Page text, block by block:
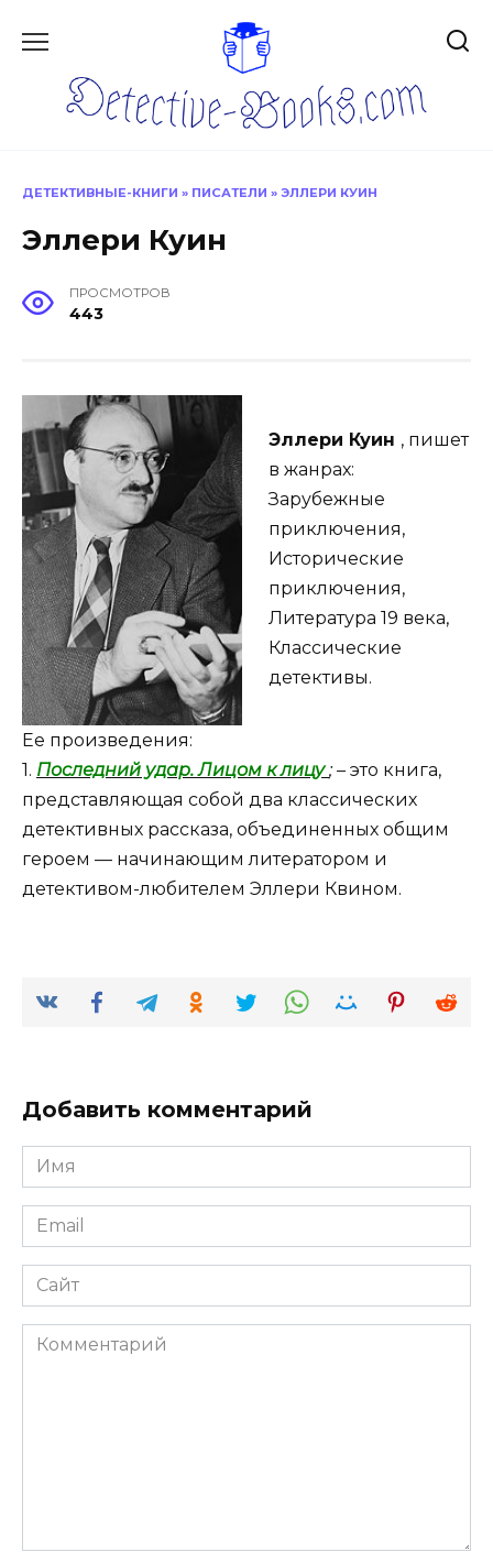
ДЕТЕКТИВНЫЕ-КНИГИ » ПИСАТЕЛИ » ЭЛЛЕРИ КУИН
Эллери Куин
ПРОСМОТРОВ
443
Эллери Куин , пишет
в жанрах:
Зарубежные
приключения,
Исторические
приключения,
Литература 19 века,
Классические
детективы.
Ее произведения:
1. Последний удар. Лицом к лицу;– это книга,
представляющая собой два классических
детективных рассказа, объединенных общим
героем — начинающим литератором и
детективом-любителем Эллери Квином.
Добавить комментарий
Имя
*
Email
*
Сайт
Комментарий